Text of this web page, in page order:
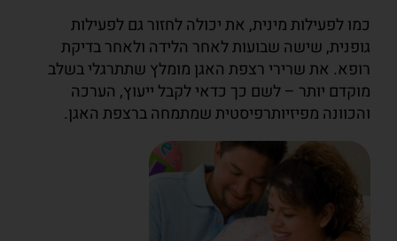
כמו לפעילות מינית, את יכולה לחזור גם לפעילות
גופנית, שישה שבועות לאחר הלידה ולאחר בדיקת
רופא. את שרירי רצפת האגן מומלץ שתתרגלי בשלב
מוקדם יותר – לשם כך כדאי לקבל ייעוץ, הערכה
והכוונה מפיזיותרפיסטית שמתמחה ברצפת האגן.